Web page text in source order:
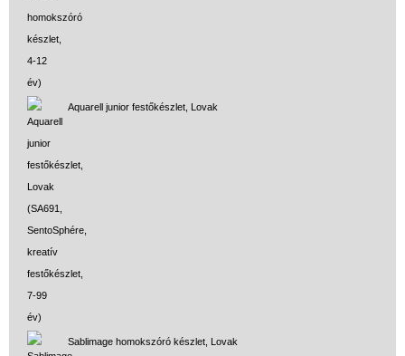
Aquarell junior festőkészlet, Lovak
Sablimage homokszóró készlet, Lovak